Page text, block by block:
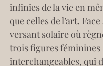
infinies de la vie en
que celles de l’art. Face
versant solaire où
trois figures féminines
interchangeables, qui